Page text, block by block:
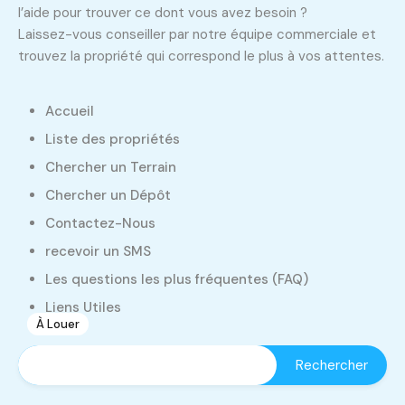
Dépôt de 400 m2
El Mghira, Fouchana, Ben Arous
Dépôt
À Louer
l’aide pour trouver ce dont vous avez besoin ?
Laissez-vous conseiller par notre équipe commerciale et
trouvez la propriété qui correspond le plus à vos attentes.
Accueil
Liste des propriétés
Chercher un Terrain
Chercher un Dépôt
Contactez-Nous
recevoir un SMS
Les questions les plus fréquentes (FAQ)
Liens Utiles